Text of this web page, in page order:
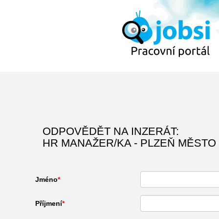
ODPOVĚDĚT NA INZERÁT:
HR MANAŽER/KA - PLZEŇ MĚSTO
Jméno
Příjmení